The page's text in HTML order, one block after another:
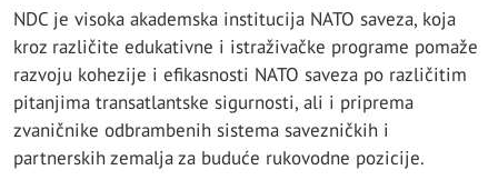
NDC je visoka akademska institucija NATO saveza, koja
kroz različite edukativne i istraživačke programe pomaže
razvoju kohezije i efikasnosti NATO saveza po različitim
pitanjima transatlantske sigurnosti, ali i priprema
zvaničnike odbrambenih sistema savezničkih i
partnerskih zemalja za buduće rukovodne pozicije.